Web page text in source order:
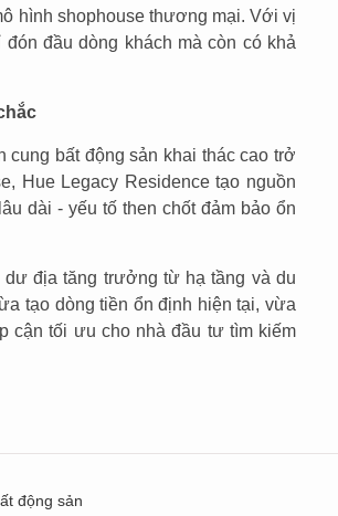
hình shophouse thương mại. Với vị
đầu dòng khách mà còn có khả
cung bất động sản khai thác cao trở
Hue Legacy Residence tạo nguồn
dài - yếu tố then chốt đảm bảo ổn
địa tăng trưởng từ hạ tầng và du
tạo dòng tiền ổn định hiện tại, vừa
cận tối ưu cho nhà đầu tư tìm kiếm
động sản